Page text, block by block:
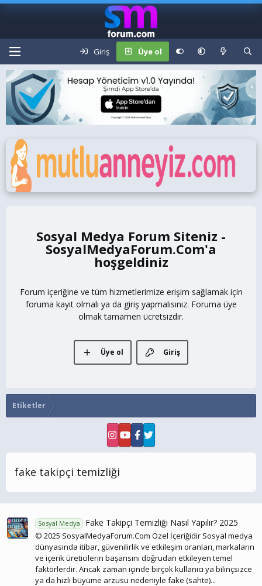
Giriş Üye ol
Sosyal Medya Forum Siteniz -
SosyalMedyaForum.Com
Forum içeriğine ve tüm hizmetlerimize erişim sağlamak için
foruma kayıt olmalı ya da giriş yapmalısınız. Foruma üye
olmak tamamen ücretsizdir.
Giriş
Üye ol
Etiketler
fake takipçi temizliği
Sosyal Medya Fake Takipçi Temizliği Nasıl Yapılır? 2025
© 2025 SosyalMedyaForum.Com Özel İçeriğidir Sosyal medya
dünyasında itibar, güvenilirlik ve etkileşim oranları, markaların
ve içerik üreticilerin başarısını doğrudan etkileyen temel
faktörlerdir. Ancak zaman içinde birçok kullanıcı ya bilinçsizce
ya da hızlı büyüme arzusu nedeniyle fake (sahte)...